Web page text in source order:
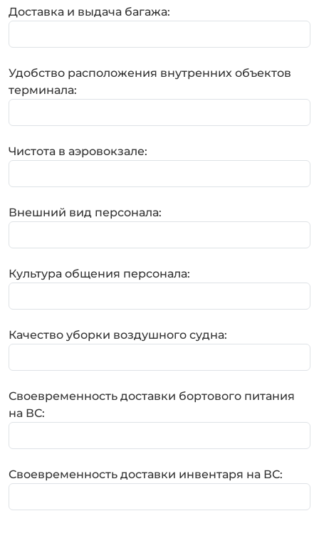
Доставка и выдача багажа:
Удобство расположения внутренних объектов
терминала:
Чистота в аэровокзале:
Внешний вид персонала:
Культура общения персонала:
Качество уборки воздушного судна:
Своевременность доставки бортового питания
на ВС:
Своевременность доставки инвентаря на ВС: